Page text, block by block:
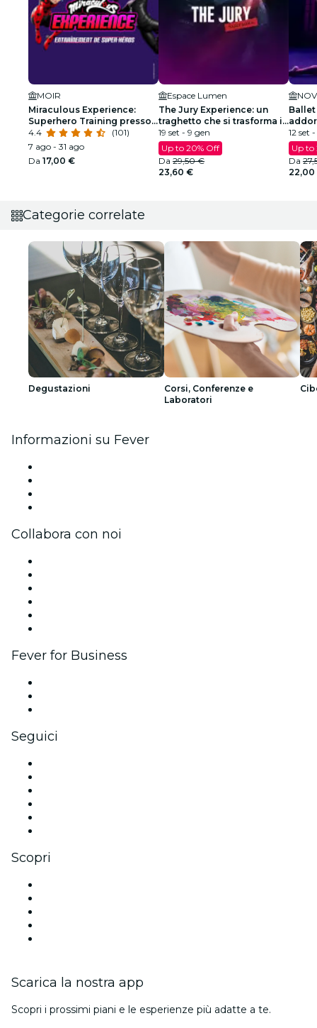
MOIR
Miraculous Experience:
Superhero Training presso
MOIR
4.4
(101)
7 ago - 31 ago
Da 17,00 €
Espace Lumen
The Jury Experience: un
traghetto che si trasforma in
una galleria d’arte
19 set - 9 gen
Up to 20% Off
Da 29,50 €
23,60 €
Ballet
12 set
Up to
Da
22,00
Categorie correlate
Degustazioni
Corsi, Conferenze e
Laboratori
Informazioni su Fever
Collabora con noi
Fever for Business
Seguici
Scopri
Scarica la nostra app
Scopri i prossimi piani e le esperienze più adatte a te.